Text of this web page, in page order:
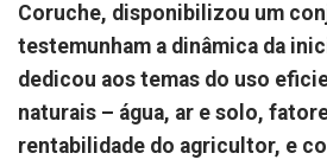
Coruche, disponibilizou um
testemunham a dinâmica da
dedicou aos temas do uso
naturais – água, ar e solo,
rentabilidade do agricultor, e